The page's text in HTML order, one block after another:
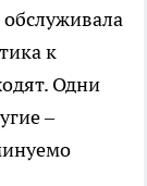
к
Одни
–